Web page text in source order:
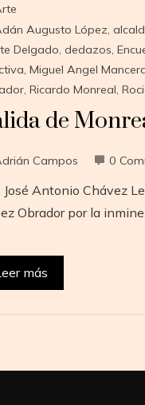
Augusto López,
Delgado, dedazos,
, Miguel Angel
, Ricardo Monreal,
de
Campos 0
José Antonio Chávez
Obrador por la
más